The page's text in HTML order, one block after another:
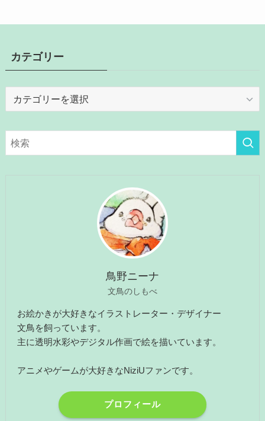
カテゴリー
リ
ー
鳥野ニーナ
文鳥のしもべ
お絵かきが大好きなイラストレーター・デザイナー
文鳥を飼っています。
主に透明水彩やデジタル作画で絵を描いています。
アニメやゲームが大好きなNiziUファンです。
プロフィール